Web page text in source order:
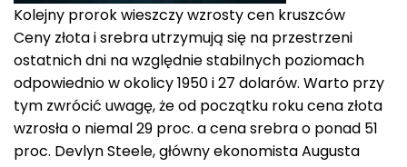
Kolejny prorok wieszczy wzrosty cen kruszców
Ceny złota i srebra utrzymują się na przestrzeni
ostatnich dni na względnie stabilnych poziomach
odpowiednio w okolicy 1950 i 27 dolarów. Warto przy
tym zwrócić uwagę, że od początku roku cena złota
wzrosła o niemal 29 proc. a cena srebra o ponad 51
proc. Devlyn Steele, główny ekonomista Augusta